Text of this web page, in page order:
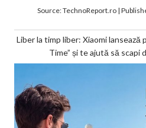
Source:TechnoReport.ro|
Liber la timp liber: Xiaomi lansează
Time” și te ajută să scapi